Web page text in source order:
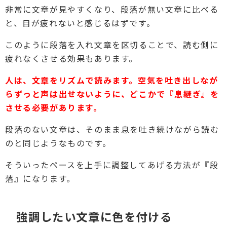
非常に文章が見やすくなり、段落が無い文章に比べる
と、目が疲れないと感じるはずです。
このように段落を入れ文章を区切ることで、読む側に
疲れなくさせる効果もあります。
人は、文章をリズムで読みます。空気を吐き出しなが
らずっと声は出せないように、どこかで『息継ぎ』を
させる必要があります。
段落のない文章は、そのまま息を吐き続けながら読む
のと同じようなものです。
そういったペースを上手に調整してあげる方法が『段
落』になります。
強調したい文章に色を付ける